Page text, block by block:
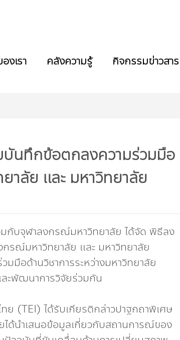
งเรา คลังความรู้ กิจกรรมข่าวสาร
บันทึกข้อตกลงความร่วมมือ
าลัย และ มหาวิทยาลัย
กับจุฬาลงกรณ์มหาวิทยาลัย ได้จัด พิธีลง
กรณ์มหาวิทยาลัย และ มหาวิทยาลัย
มือด้านวิชาการระหว่างมหาวิทยาลัย
ะพัฒนาการวิจัยร่วมกัน
ย (TEI) ได้รับเกียรติกล่าวปาฐกถาพิเศษ
ได้นำเสนอข้อมูลเกี่ยวกับสถานการณ์ของ